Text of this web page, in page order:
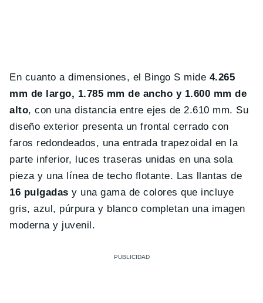
En cuanto a dimensiones, el Bingo S mide 4.265
mm de largo, 1.785 mm de ancho y 1.600 mm de
alto, con una distancia entre ejes de 2.610 mm. Su
diseño exterior presenta un frontal cerrado con
faros redondeados, una entrada trapezoidal en la
parte inferior, luces traseras unidas en una sola
pieza y una línea de techo flotante. Las llantas de
16 pulgadas y una gama de colores que incluye
gris, azul, púrpura y blanco completan una imagen
moderna y juvenil.